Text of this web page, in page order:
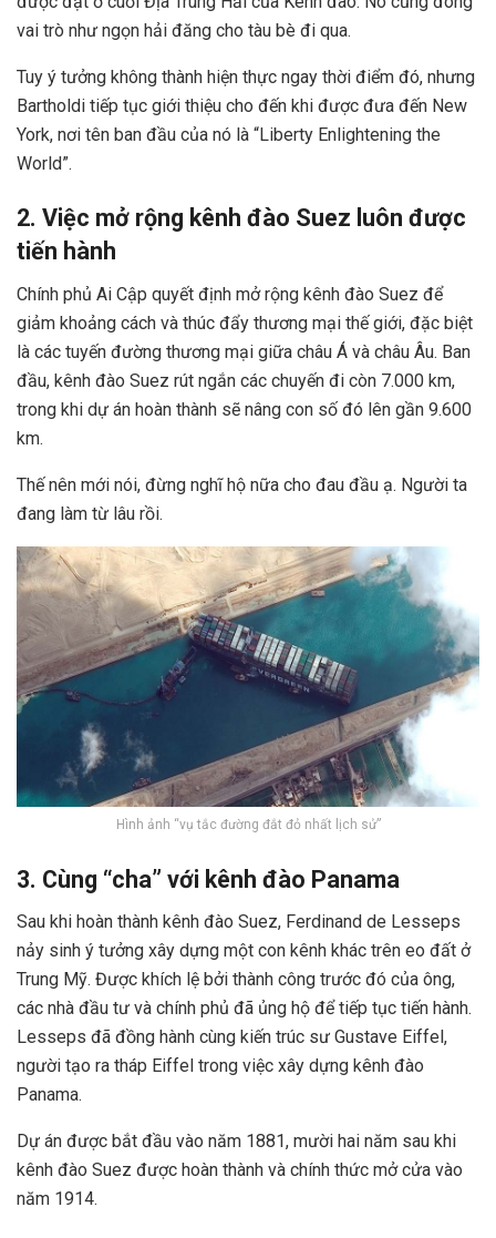
vai trò như ngọn hải đăng cho tàu bè đi qua.
Tuy ý tưởng không thành hiện thực ngay thời điểm đó, nhưng
Bartholdi tiếp tục giới thiệu cho đến khi được đưa đến New
York, nơi tên ban đầu của nó là “Liberty Enlightening the
World”.
2. Việc mở rộng kênh đào Suez luôn được
tiến hành
Chính phủ Ai Cập quyết định mở rộng kênh đào Suez để
giảm khoảng cách và thúc đẩy thương mại thế giới, đặc biệt
là các tuyến đường thương mại giữa châu Á và châu Âu. Ban
đầu, kênh đào Suez rút ngắn các chuyến đi còn 7.000 km,
trong khi dự án hoàn thành sẽ nâng con số đó lên gần 9.600
km.
Thế nên mới nói, đừng nghĩ hộ nữa cho đau đầu ạ. Người ta
đang làm từ lâu rồi.
Hình ảnh “vụ tắc đường đắt đỏ nhất lịch sử”
3. Cùng “cha” với kênh đào Panama
Sau khi hoàn thành kênh đào Suez, Ferdinand de Lesseps
nảy sinh ý tưởng xây dựng một con kênh khác trên eo đất ở
Trung Mỹ. Được khích lệ bởi thành công trước đó của ông,
các nhà đầu tư và chính phủ đã ủng hộ để tiếp tục tiến hành.
Lesseps đã đồng hành cùng kiến ​​trúc sư Gustave Eiffel,
người tạo ra tháp Eiffel trong việc xây dựng kênh đào
Panama.
Dự án được bắt đầu vào năm 1881, mười hai năm sau khi
kênh đào Suez được hoàn thành và chính thức mở cửa vào
năm 1914.